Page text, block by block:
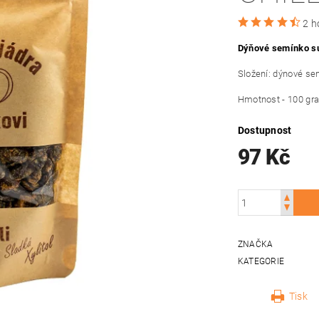
2
Dýňové semínko
Složení: dýnové
Hmotnost - 100
Dostupnost
97 Kč
ZNAČKA
KATEGORIE
Tisk